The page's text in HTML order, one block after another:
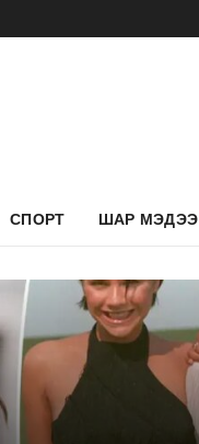
СПОРТ ШАР МЭДЭЭ